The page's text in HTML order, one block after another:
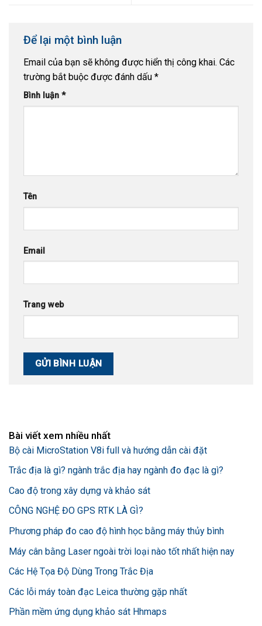
Để lại một bình luận
Email của bạn sẽ không được hiển thị công khai. Các
trường bắt buộc được đánh dấu *
Bình luận *
Tên
Email
Trang web
Bài viết xem nhiều nhất
Bộ cài MicroStation V8i full và hướng dẫn cài đặt
Trắc địa là gì? ngành trắc địa hay ngành đo đạc là gì?
Cao độ trong xây dựng và khảo sát
CÔNG NGHỆ ĐO GPS RTK LÀ GÌ?
Phương pháp đo cao độ hình học bằng máy thủy bình
Máy cân bằng Laser ngoài trời loại nào tốt nhất hiện nay
Các Hệ Tọa Độ Dùng Trong Trắc Địa
Các lỗi máy toàn đạc Leica thường gặp nhất
Phần mềm ứng dụng khảo sát Hhmaps